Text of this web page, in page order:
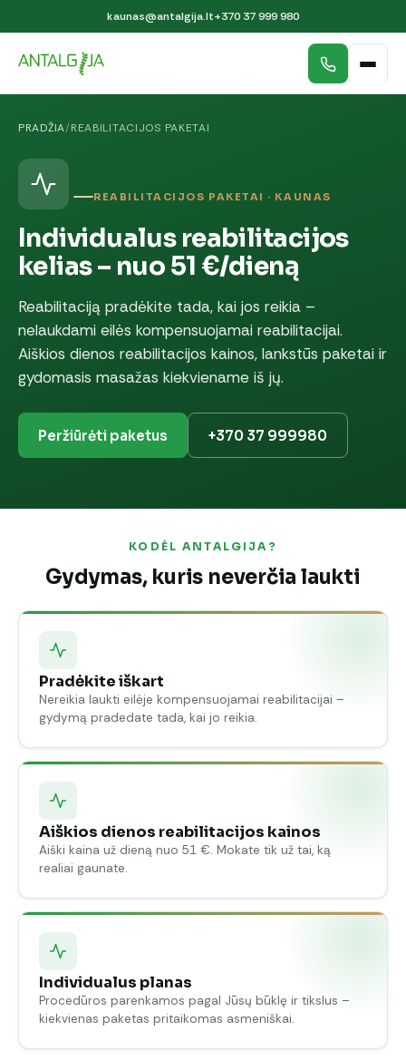
kaunas@antalgija.lt+370 37 999 980
PRADŽIA/REABILITACIJOS PAKETAI
REABILITACIJOS PAKETAI · KAUNAS
Individualus reabilitacijos
kelias – nuo 51 €/dieną
Reabilitaciją pradėkite tada, kai jos reikia –
nelaukdami eilės kompensuojamai reabilitacijai.
Aiškios dienos reabilitacijos kainos, lankstūs paketai ir
gydomasis masažas kiekviename iš jų.
Peržiūrėti paketus +370 37 999980
KODĖL ANTALGIJA?
Gydymas, kuris neverčia laukti
Pradėkite iškart
Nereikia laukti eilėje kompensuojamai reabilitacijai –
gydymą pradedate tada, kai jo reikia.
Aiškios dienos reabilitacijos kainos
Aiški kaina už dieną nuo 51 €. Mokate tik už tai, ką
realiai gaunate.
Individualus planas
Procedūros parenkamos pagal Jūsų būklę ir tikslus –
kiekvienas paketas pritaikomas asmeniškai.